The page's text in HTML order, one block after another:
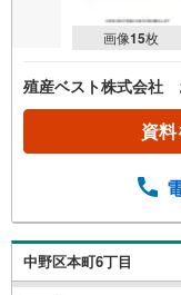
画像15枚
殖産ベスト株式会社
資
中野区本町6丁目